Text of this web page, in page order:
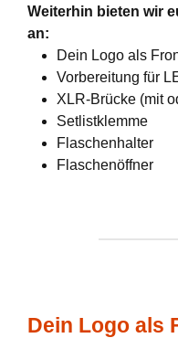
Weiterhin bieten wir
an:
Dein Logo als
Vorbereitung für
XLR-Brücke (mit
Setlistklemme
Flaschenhalter
Flaschenöffner
Dein Logo als